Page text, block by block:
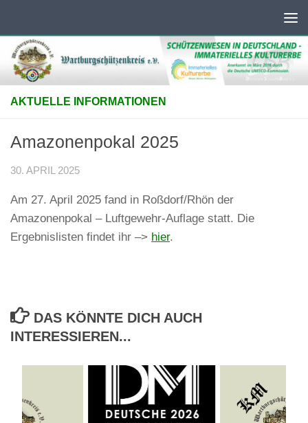
AKTUELLE INFORMATIONEN
Amazonenpokal 2025
30. APRIL 2025
Am 27. April 2025 fand in Roßdorf/Rhön der
Amazonenpokal – Luftgewehr-Auflage statt. Die
Ergebnislisten findet ihr –> hier.
DAS KÖNNTE DICH AUCH
INTERESSIEREN...